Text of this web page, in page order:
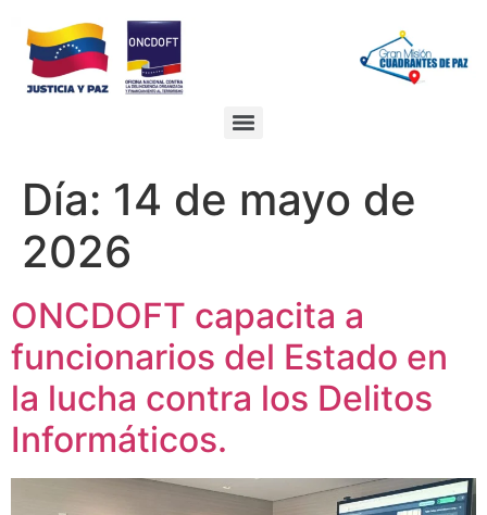
contenido
Día: 14 de mayo de
2026
ONCDOFT capacita a
funcionarios del Estado en
la lucha contra los Delitos
Informáticos.